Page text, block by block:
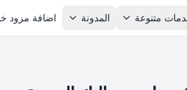
متنوعة المدونة اضافة مزود